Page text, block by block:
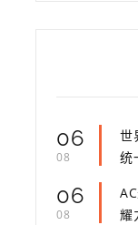
06
08
世
统
06
08
耀